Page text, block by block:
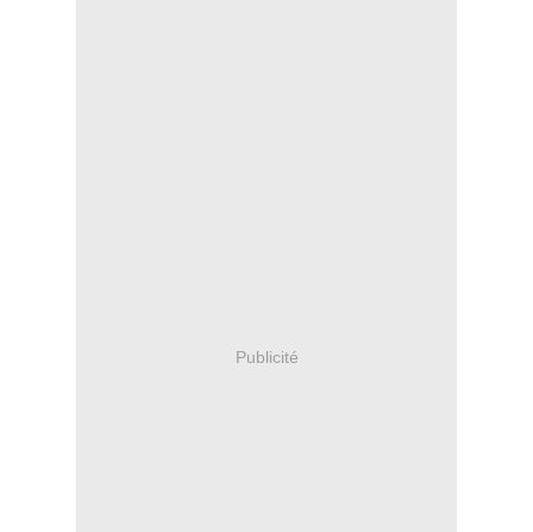
Publicité